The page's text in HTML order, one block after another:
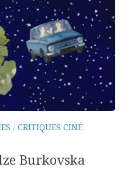
/ CRITIQUES CINÉ
Burkovska